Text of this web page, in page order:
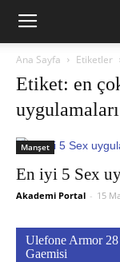
Ana Sayfa Etiketler
Etiket: en
uygulamaları
Manşet
En iyi 5 Sex
Akademi Portal - 15
Ulefone Armor
Gaemisi